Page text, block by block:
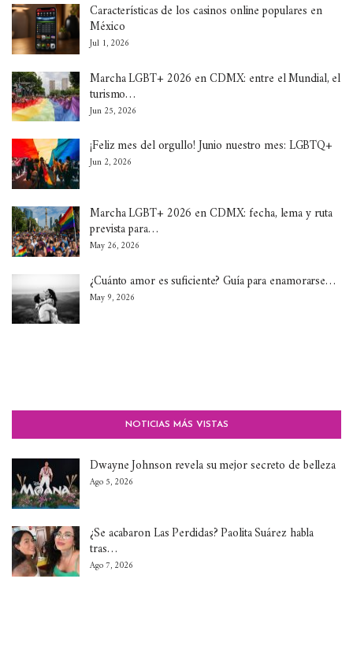
Características de los casinos online populares en
México
Jul 1, 2026
Marcha LGBT+ 2026 en CDMX: entre el Mundial, el
turismo…
Jun 25, 2026
¡Feliz mes del orgullo! Junio nuestro mes: LGBTQ+
Jun 2, 2026
Marcha LGBT+ 2026 en CDMX: fecha, lema y ruta
prevista para…
May 26, 2026
¿Cuánto amor es suficiente? Guía para enamorarse…
May 9, 2026
NOTICIAS MÁS VISTAS
Dwayne Johnson revela su mejor secreto de belleza
Ago 5, 2026
¿Se acabaron Las Perdidas? Paolita Suárez habla
tras…
Ago 7, 2026